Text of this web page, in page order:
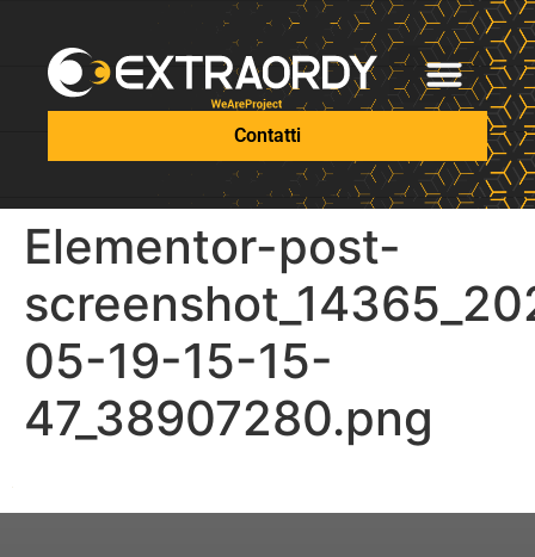
Contatti
Elementor-post-
05-19-15-15-
47_38907280.png